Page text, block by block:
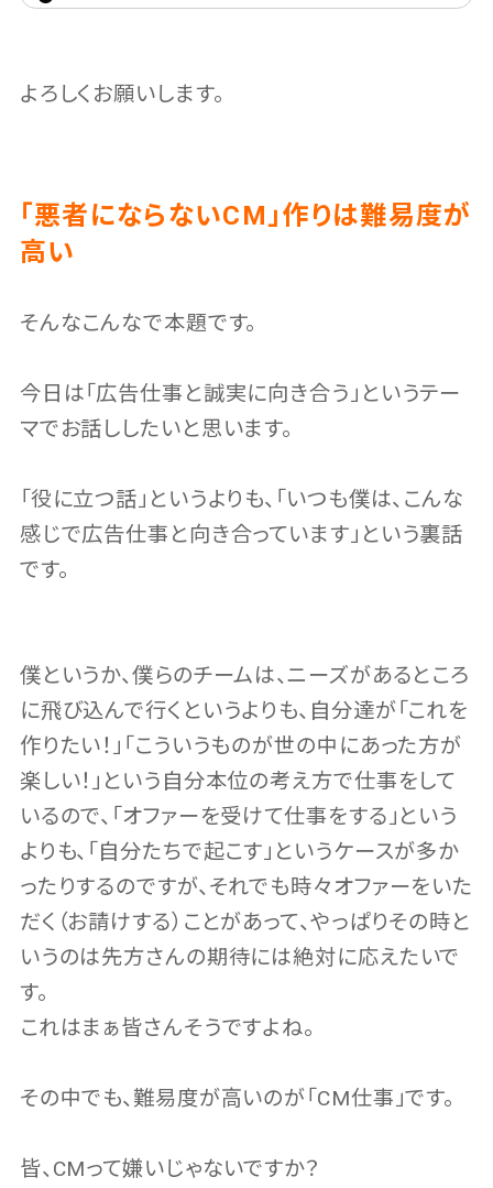
よろしくお願いします。
「悪者にならないCM」作りは難易度が
高い
そんなこんなで本題です。
今日は「広告仕事と誠実に向き合う」というテー
マでお話ししたいと思います。
「役に立つ話」というよりも、「いつも僕は、こんな
感じで広告仕事と向き合っています」という裏話
です。
僕というか、僕らのチームは、ニーズがあるところ
に飛び込んで行くというよりも、自分達が「これを
作りたい！」「こういうものが世の中にあった方が
楽しい！」という自分本位の考え方で仕事をして
いるので、「オファーを受けて仕事をする」という
よりも、「自分たちで起こす」というケースが多か
ったりするのですが、それでも時々オファーをいた
だく（お請けする）ことがあって、やっぱりその時と
いうのは先方さんの期待には絶対に応えたいで
す。
これはまぁ皆さんそうですよね。
その中でも、難易度が高いのが「CM仕事」です。
皆、CMって嫌いじゃないですか？